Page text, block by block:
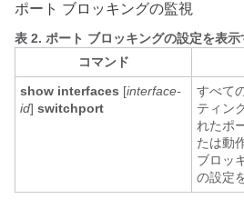
ポート ブロッキングの監視
表 2. ポート ブロッキングの設定を表示
コマンド
show interfaces [interface-
id] switchport
すべて
ティン
れたポ
たは動
ブロッ
の設定